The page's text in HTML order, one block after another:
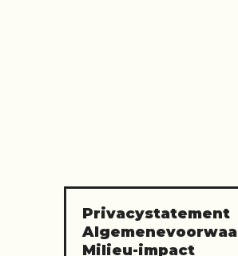
Privacystatement
Milieu-impact